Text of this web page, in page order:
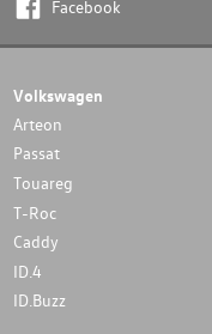
Facebook
Volkswagen
Arteon
Passat
Touareg
T-Roc
Caddy
ID.4
ID.Buzz